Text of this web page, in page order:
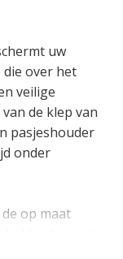
uw
over het
veilige
de klep van
pasjeshouder
onder
op maat
van een